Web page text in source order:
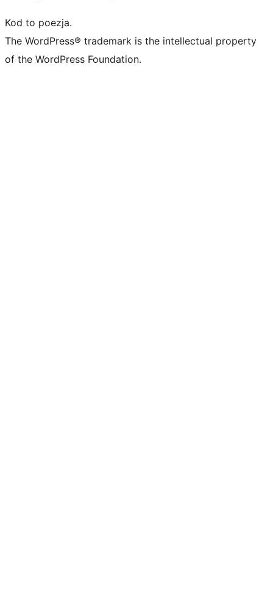
Kod to poezja.
The WordPress® trademark is the intellectual property
of the WordPress Foundation.